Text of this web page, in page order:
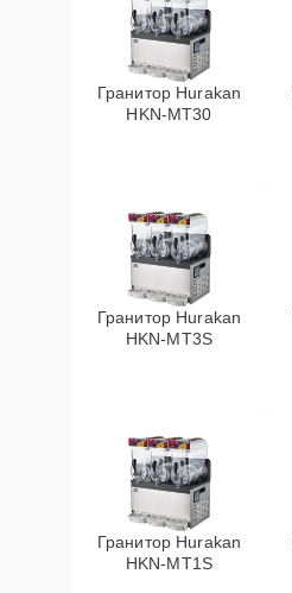
Гранитор Hurakan
HKN-MT30
Гранитор Hurakan
HKN-MT3S
Гранитор Hurakan
HKN-MT1S